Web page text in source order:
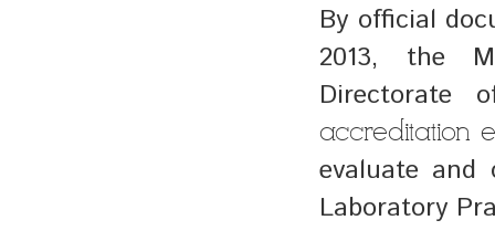
By official
2013, the
Directorate
accreditation
evaluate and
Laboratory